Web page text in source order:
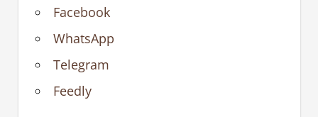
Facebook
WhatsApp
Telegram
Feedly